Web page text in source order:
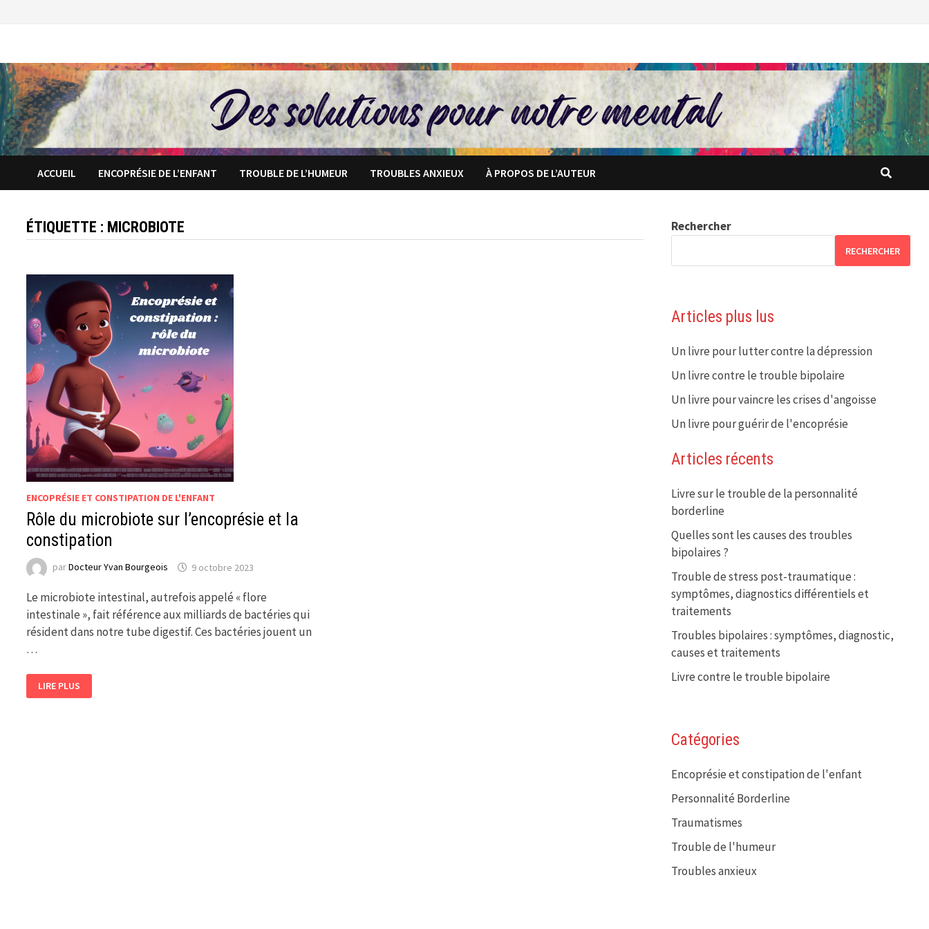
ACCUEIL ENCOPRÉSIE DE L’ENFANT TROUBLE DE L’HUMEUR TROUBLES ANXIEUX À PROPOS DE L’AUTEUR
ÉTIQUETTE : MICROBIOTE
ENCOPRÉSIE ET CONSTIPATION DE L'ENFANT
Rôle du microbiote sur l’encoprésie et la
constipation
parDocteur Yvan Bourgeois 9 octobre 2023
Le microbiote intestinal, autrefois appelé « flore
intestinale », fait référence aux milliards de bactéries qui
résident dans notre tube digestif. Ces bactéries jouent un
…
RÔLE
DU
MICROBIOTE
LIRE PLUS
Rechercher
RECHERCHER
Articles plus lus
Un livre pour lutter contre la dépression
Un livre contre le trouble bipolaire
Un livre pour vaincre les crises d'angoisse
Un livre pour guérir de l'encoprésie
Articles récents
Livre sur le trouble de la personnalité
borderline
Quelles sont les causes des troubles
bipolaires ?
Trouble de stress post-traumatique :
symptômes, diagnostics différentiels et
traitements
Troubles bipolaires : symptômes, diagnostic,
causes et traitements
Livre contre le trouble bipolaire
Catégories
Encoprésie et constipation de l'enfant
Personnalité Borderline
Traumatismes
Trouble de l'humeur
Troubles anxieux